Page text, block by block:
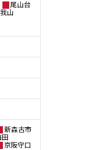
尾山台
山
新森古市
京阪守口